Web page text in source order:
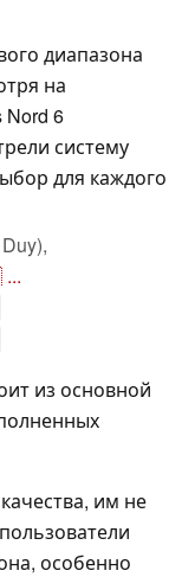
диапазона
на
Nord 6
систему
для каждого
...
из основной
им не
особенно